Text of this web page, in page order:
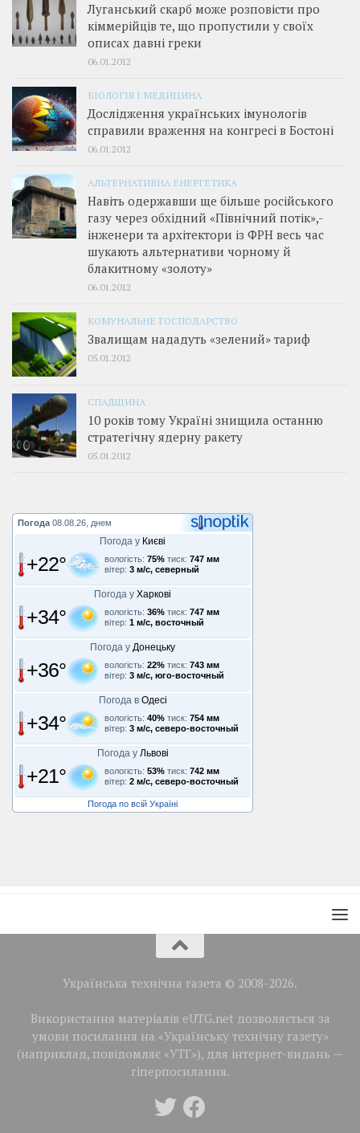
Луганський скарб може розповісти про
кіммерійців те, що пропустили у своїх
описах давні греки
06.01.2012
БІОЛОГІЯ І МЕДИЦИНА
Дослідження українських імунологів
справили враження на конгресі в Бостоні
06.01.2012
АЛЬТЕРНАТИВНА ЕНЕРГЕТИКА
Навіть одержавши ще більше російського
газу через обхідний «Північний потік»,­
інженери та архітектори із ФРН весь час
шукають альтернативи чорному й
блакитному «золоту»
06.01.2012
КОМУНАЛЬНЕ ГОСПОДАРСТВО
Звалищам нададуть «зелений» тариф
05.01.2012
СПАДЩИНА
10 років тому Україні знищила останню
стратегічну ядерну ракету
05.01.2012
Погода 08.08.26, днем
Погода у Києві
+22° вологість: 75% тиск: 747 мм
вітер: 3 м/с, северный
Погода у Харкові
+34° вологість: 36% тиск: 747 мм
вітер: 1 м/с, восточный
Погода у Донецьку
+36° вологість: 22% тиск: 743 мм
вітер: 3 м/с, юго-восточный
Погода в Одесі
+34° вологість: 40% тиск: 754 мм
вітер: 3 м/с, северо-восточный
Погода у Львові
+21° вологість: 53% тиск: 742 мм
вітер: 2 м/с, северо-восточный
Погода по всій Україні
Українська технічна газета © 2008-2026.
Використання матеріалів eUTG.net дозволяється за
умови посилання на «Українську технічну газету»
(наприклад, повідомляє «УТГ»), для інтернет-видань —
гіперпосилання.